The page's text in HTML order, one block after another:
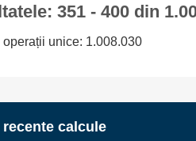
351 - 400 din
operații unice: 1.008.030
calcule